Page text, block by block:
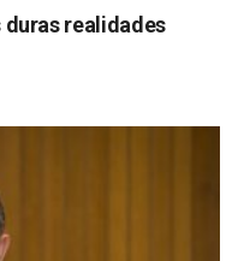
duras realidades